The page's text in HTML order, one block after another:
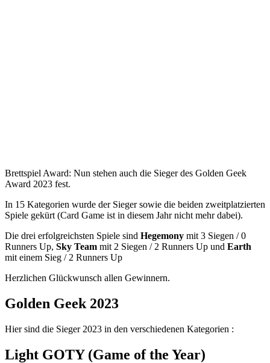
Brettspiel Award: Nun stehen auch die Sieger des Golden Geek
Award 2023 fest.
In 15 Kategorien wurde der Sieger sowie die beiden zweitplatzierten
Spiele gekürt (Card Game ist in diesem Jahr nicht mehr dabei).
Die drei erfolgreichsten Spiele sind Hegemony mit 3 Siegen / 0
Runners Up, Sky Team mit 2 Siegen / 2 Runners Up und Earth
mit einem Sieg / 2 Runners Up
Herzlichen Glückwunsch allen Gewinnern.
Golden Geek 2023
Hier sind die Sieger 2023 in den verschiedenen Kategorien :
Light GOTY(Game of the Year)